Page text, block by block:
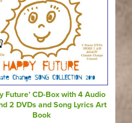
Future’ CD-Box with 4 Audio
2 DVDs and Song Lyrics Art
Book